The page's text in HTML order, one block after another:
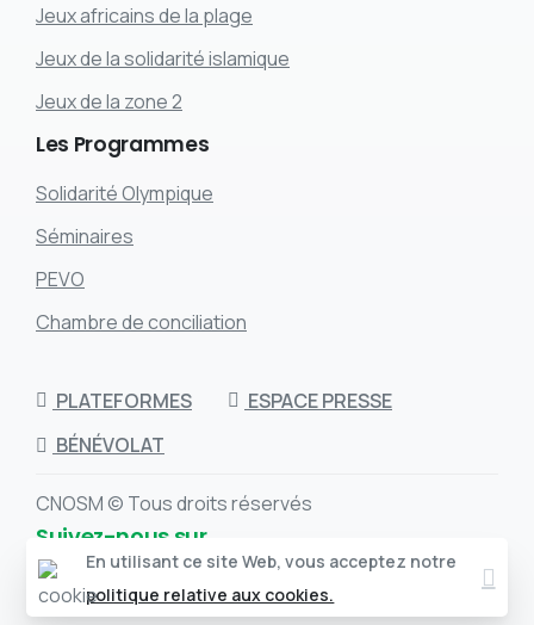
Jeux africains de la plage
Jeux de la solidarité islamique
Jeux de la zone 2
Les Programmes
Solidarité Olympique
Séminaires
PEVO
Chambre de conciliation
PLATEFORMES
ESPACE PRESSE
BÉNÉVOLAT
CNOSM © Tous droits réservés
Suivez-nous sur
En utilisant ce site Web, vous acceptez notre
politique relative aux cookies.